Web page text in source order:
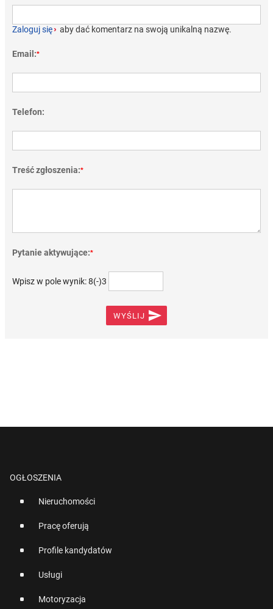
Zaloguj się› aby dać komentarz na swoją unikalną nazwę.
Email:*
Telefon:
Treść zgłoszenia:*
Pytanie aktywujące:*
Wpisz w pole wynik: 8(-)3
WYŚLIJ 
OGŁOSZENIA
Nieruchomości
Pracę oferują
Profile kandydatów
Usługi
Motoryzacja